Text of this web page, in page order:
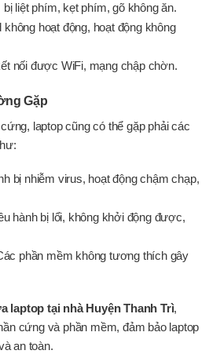
bị liệt phím, kẹt phím, gõ không ăn.
không hoạt động, hoạt động không
nối được WiFi, mạng chập chờn.
Gặp
laptop cũng có thể gặp phải các
bị nhiễm virus, hoạt động chậm chạp,
hành bị lổi, không khởi động được,
phần mềm không tương thích gây
laptop tại nhà Huyện Thanh Trì,
cứng và phần mềm, đảm bảo laptop
an toàn.